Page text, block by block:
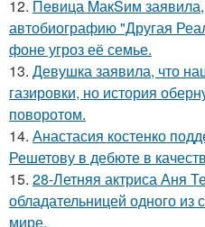
12. Пeвица MакSим
автобиографию "Другая
фоне угроз её семье.
13. Девушка заявила, что
газировки, но история
поворотом.
14. Анастасия костенко
Решетову в дебюте в
15. 28-Летняя актриса Аня
обладательницей одного
мире.